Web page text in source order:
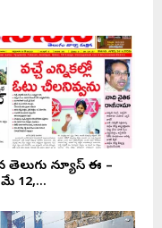
తెలుగు న్యూస్ ఈ –
12,...